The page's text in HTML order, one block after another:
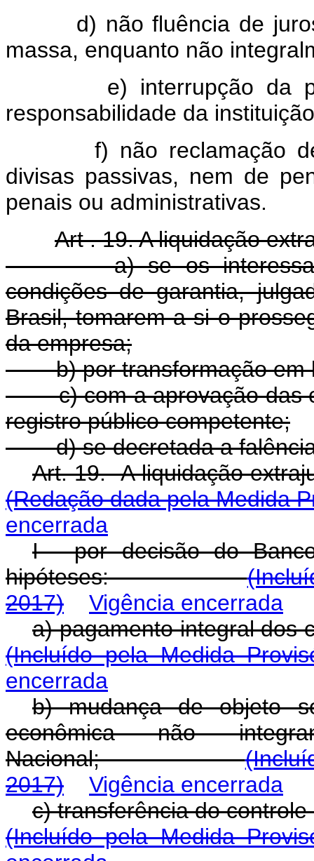
d) não fluência de juros,
massa, enquanto não
e) interrupção da
responsabilidade da
f) não reclamação de
divisas passivas, nem de
penais ou administrativas.
Art . 19. A liquidação
a) se os interessados,
condições de garantia,
Brasil, tomarem a si o
da empresa;
b) por transformação em
c) com a aprovação das
registro público competente;
d) se decretada a falência
Art. 19. A liquidação
(Redação dada pela Medida
encerrada
I - por decisão do
hipóteses:
2017)
Vigência encerrada
a) pagamento
(Incluído pela Medida
encerrada
b) mudança de objeto
econômica não
Nacional;
2017)
Vigência encerrada
c) transferência do
(Incluído pela Medida